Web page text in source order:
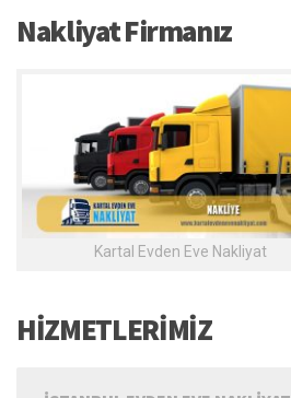
Nakliyat Firmanız
Kartal Evden Eve Nakliyat
HİZMETLERİMİZ